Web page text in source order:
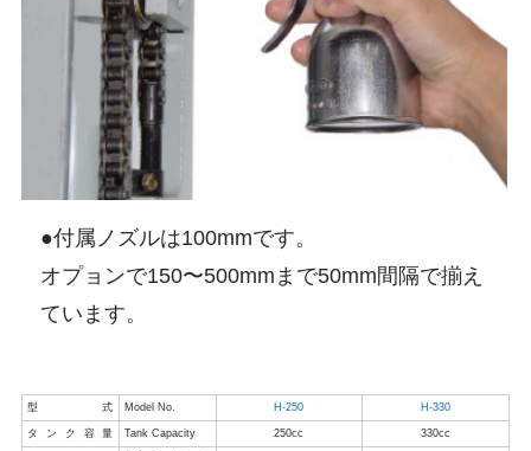
●付属ノズルは100mmです。
オプョンで150〜500mmまで50mm間隔で揃え
ています。
型式 Model No. H-250 H-330
タンク容量 Tank Capacity 250cc 330cc